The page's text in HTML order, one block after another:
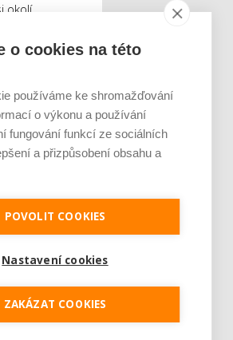
okolí
a elegancí.
myslí, že
vyžaduje velké
se
v důslednosti
detail. Kvalitní
roky,
o sebe vytvářejí
tak otázkou
schopnosti
věci a nosit
o cookies na této
používáme ke shromažďování
o výkonu a používání
fungování funkcí ze sociálních
a přizpůsobení obsahu a
POVOLIT COOKIES
Nastavení cookies
ZAKÁZAT COOKIES